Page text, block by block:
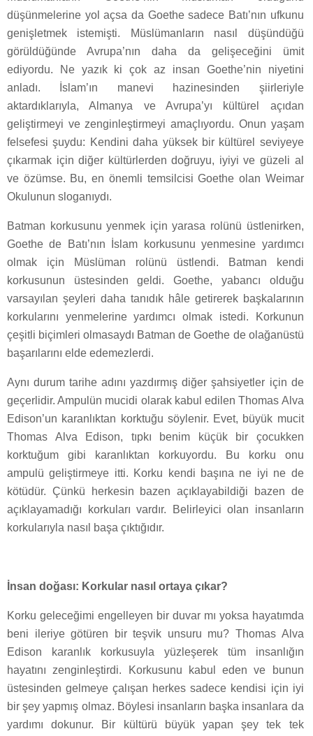
düşünmelerine yol açsa da Goethe sadece Batı’nın ufkunu
genişletmek istemişti. Müslümanların nasıl düşündüğü
görüldüğünde Avrupa’nın daha da gelişeceğini ümit
ediyordu. Ne yazık ki çok az insan Goethe’nin niyetini
anladı. İslam’ın manevi hazinesinden şiirleriyle
aktardıklarıyla, Almanya ve Avrupa’yı kültürel açıdan
geliştirmeyi ve zenginleştirmeyi amaçlıyordu. Onun yaşam
felsefesi şuydu: Kendini daha yüksek bir kültürel seviyeye
çıkarmak için diğer kültürlerden doğruyu, iyiyi ve güzeli al
ve özümse. Bu, en önemli temsilcisi Goethe olan Weimar
Okulunun sloganıydı.
Batman korkusunu yenmek için yarasa rolünü üstlenirken,
Goethe de Batı’nın İslam korkusunu yenmesine yardımcı
olmak için Müslüman rolünü üstlendi. Batman kendi
korkusunun üstesinden geldi. Goethe, yabancı olduğu
varsayılan şeyleri daha tanıdık hâle getirerek başkalarının
korkularını yenmelerine yardımcı olmak istedi. Korkunun
çeşitli biçimleri olmasaydı Batman de Goethe de olağanüstü
başarılarını elde edemezlerdi.
Aynı durum tarihe adını yazdırmış diğer şahsiyetler için de
geçerlidir. Ampulün mucidi olarak kabul edilen Thomas Alva
Edison’un karanlıktan korktuğu söylenir. Evet, büyük mucit
Thomas Alva Edison, tıpkı benim küçük bir çocukken
korktuğum gibi karanlıktan korkuyordu. Bu korku onu
ampulü geliştirmeye itti. Korku kendi başına ne iyi ne de
kötüdür. Çünkü herkesin bazen açıklayabildiği bazen de
açıklayamadığı korkuları vardır. Belirleyici olan insanların
korkularıyla nasıl başa çıktığıdır.
İnsan doğası: Korkular nasıl ortaya çıkar?
Korku geleceğimi engelleyen bir duvar mı yoksa hayatımda
beni ileriye götüren bir teşvik unsuru mu? Thomas Alva
Edison karanlık korkusuyla yüzleşerek tüm insanlığın
hayatını zenginleştirdi. Korkusunu kabul eden ve bunun
üstesinden gelmeye çalışan herkes sadece kendisi için iyi
bir şey yapmış olmaz. Böylesi insanların başka insanlara da
yardımı dokunur. Bir kültürü büyük yapan şey tek tek